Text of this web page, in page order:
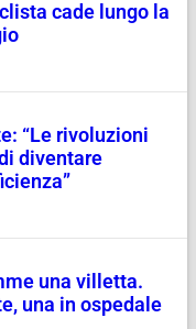
cade lungo la
“Le rivoluzioni
diventare
una villetta.
una in ospedale